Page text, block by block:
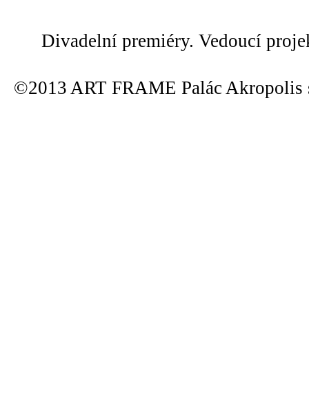
Divadelní premiéry. Vedoucí
©2013 ART FRAME Palác Akropolis